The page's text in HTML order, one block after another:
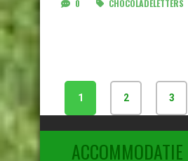
0 CHOCOLADELETTERS
1 2 3
ACCOMMODATIE